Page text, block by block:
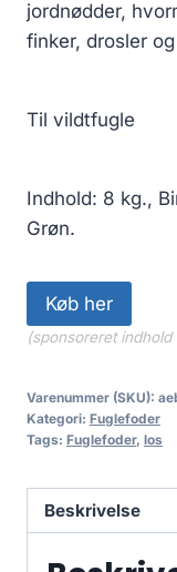
jordnødder,
finker, drosler
Til vildtfugle
Indhold: 8 kg.,
Grøn.
Køb her
(sponsoreret
Varenummer (SKU):
Kategori: Fuglefoder
Tags: Fuglefoder, los
Beskrivelse